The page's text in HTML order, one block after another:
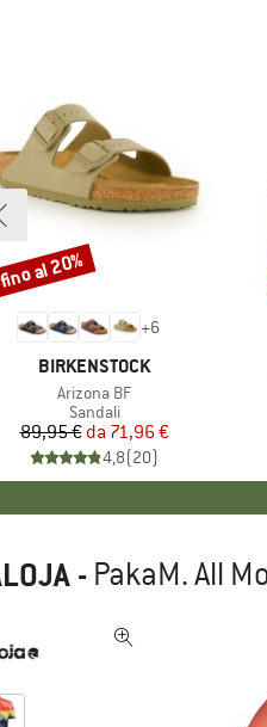
+6
MARCHIO
BIRKENSTOCK
Articolo
Arizona BF
Gruppo di prodotti
Sandali
Prezzo
89,95 € Prezzo ridotto
da 71,96 €
4,8(20)
al 20%
- PakaM. All